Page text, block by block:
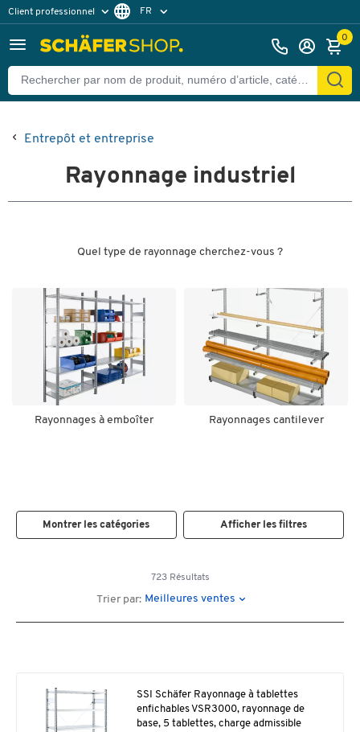
Client professionnel
Client particulier
FR
0
Entrepôt et entreprise
Rayonnage industriel
Quel type de rayonnage cherchez-vous ?
Rayonnages à emboîter Rayonnages cantilever
Montrer les catégories Afficher les filtres
723 Résultats
Trier par: Meilleures ventes
SSI Schäfer Rayonnage à tablettes
enfichables VSR3000, rayonnage de
base, 5 tablettes, charge admissible